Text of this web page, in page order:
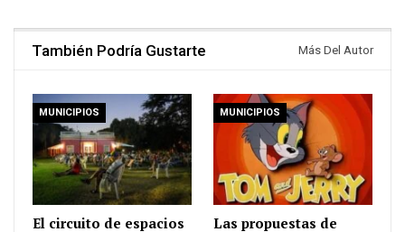
También Podría Gustarte Más Del Autor
MUNICIPIOS
El circuito de espacios
MUNICIPIOS
Las propuestas de